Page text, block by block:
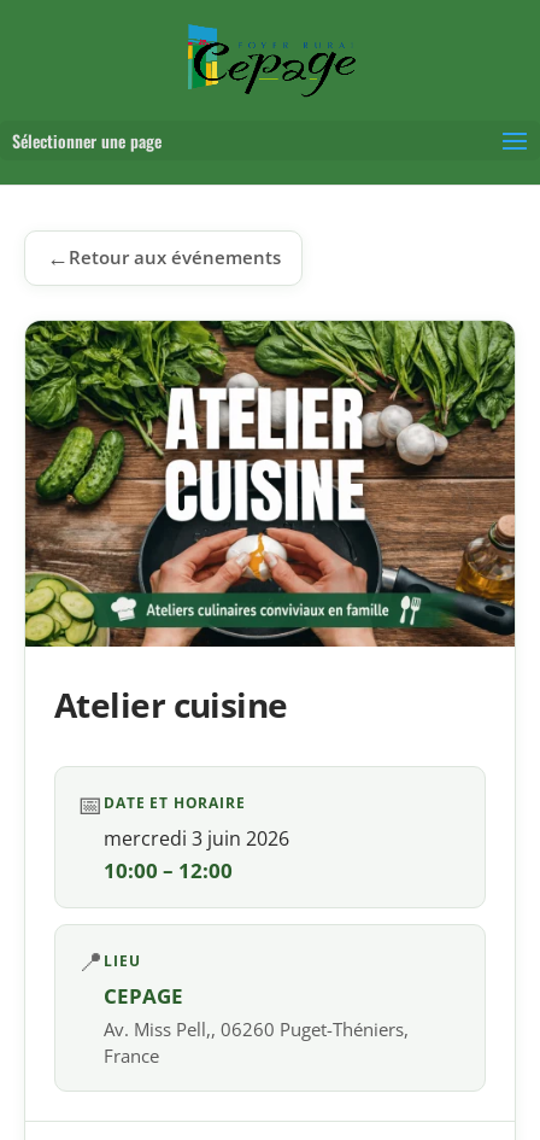
Sélectionner une page
← Retour aux événements
Atelier cuisine
📅 DATE ET HORAIRE
mercredi 3 juin 2026
10:00 – 12:00
📍 LIEU
CEPAGE
Av. Miss Pell,, 06260 Puget-Théniers,
France